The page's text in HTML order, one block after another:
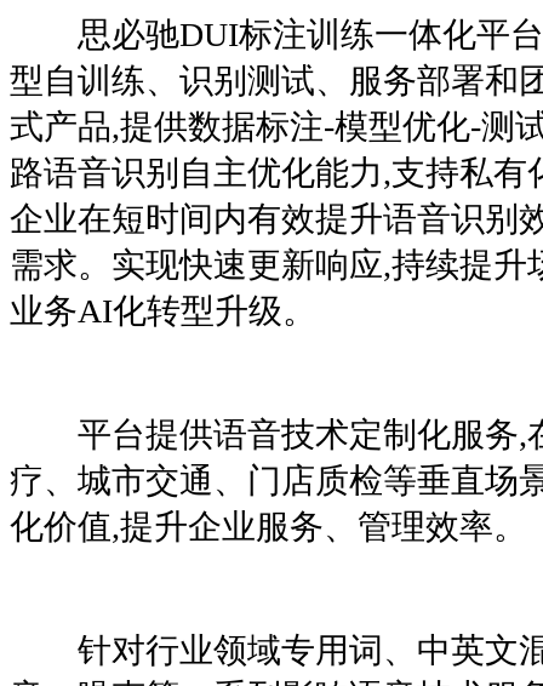
思必驰DUI标注训练一体化平台
型自训练、识别测试、服务部署和
式产品,提供数据标注-模型优化-测
路语音识别自主优化能力,支持私有
企业在短时间内有效提升语音识别
需求。实现快速更新响应,持续提
业务AI化转型升级。
平台提供语音技术定制化服务,
疗、城市交通、门店质检等垂直场
化价值,提升企业服务、管理效率。
针对行业领域专用词、中英文